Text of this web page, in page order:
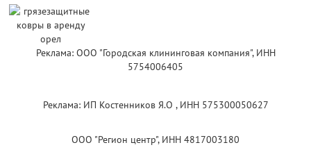
Реклама: ООО "Городская клининговая компания", ИНН
5754006405
Реклама: ИП Костенников Я.О , ИНН 575300050627
ООО "Регион центр", ИНН 4817003180